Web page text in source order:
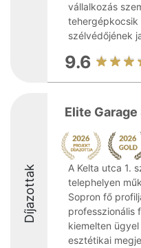
vállalkozás
tehergépkocsik
szélvédőjének
9.6
Díjazottak
Elite Garage
A Kelta utca 1.
telephelyen
Sopron fő
professzionális
kiemelten
esztétikai